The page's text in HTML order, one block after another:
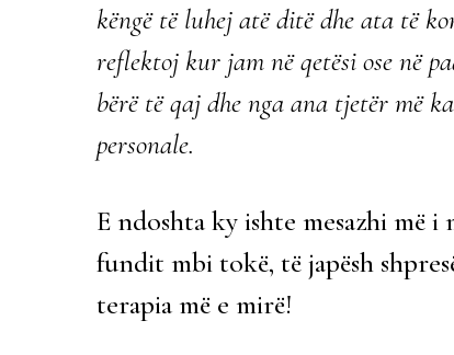
këngë të luhej atë ditë dhe ata të
reflektoj kur jam në qetësi ose në
bërë të qaj dhe nga ana tjetër më
personale.
E ndoshta ky ishte mesazhi më
fundit mbi tokë, të japësh
terapia më e mirë!